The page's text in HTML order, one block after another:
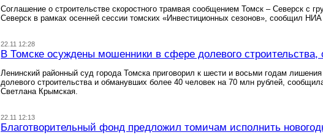
Соглашение о строительстве скоростного трамвая сообщением Томск – Северск с
Северск в рамках осенней сессии томских «Инвестиционных сезонов», сообщил
22.11 12:28
В Томске осуждены мошенники в сфере долевого
Ленинский районный суд города Томска приговорил к шести и восьми годам
долевого строительства и обманувших более 40 человек на 70 млн рублей,
Светлана Крымская.
22.11 12:13
Благотворительный фонд предложил томичам исполнить